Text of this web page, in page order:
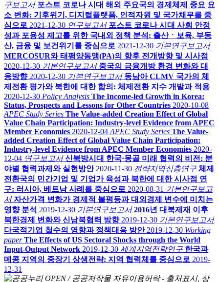
구보고서 포스트 코로나 시대 해외 주요국의 경제체제 중요 요
소 변화: 기후위기, 디지털플랫폼, 인적자원 및 국가채무를 중
심으로 2021-12-30 연구보고서 포스트 코로나 시대 사회 안정
성과 포용성 제고를 위한 국내외 정책 분석: 출산ㆍ보육, 부동
산, 금융 및 보건위기를 중심으로 2021-12-30 기본연구보고서
MERCOSUR와 태평양동맹(PA)의 향후 전개방향 및 시사점
2020-12-30 기본연구보고서 중국의 금융개방 환경 변화와 대
응방향 2020-12-30 기본연구보고서 동남아 CLMV 국가의 체
제전환 평가와 북한에 대한 함의: 체제전환 지수 개발과 적용
2020-12-30 Policy Analysis The Income-led Growth in Korea:
Status, Prospects and Lessons for Other Countries 2020-10-08
APEC Study Series The Value-added Creation Effect of Global
Value Chain Participation: Industry-level Evidence from APEC
Member Economies 2020-12-04 APEC Study Series The Value-
added Creation Effect of Global Value Chain Participation:
Industry-level Evidence from APEC Member Economies 2020-
12-04 연구보고서 신북방시대 한국·몽골 미래 협력의 비전: 분
야별 협력과제와 실현방안 2020-11-30 전략지역심층연구 체제
전환국의 민간기업 및 기업가 육성과 북한에 대한 시사점 연
구: 러시아, 베트남 사례를 중심으로 2020-08-31 기본연구보고
서 자산가격 변화가 경제적 불평등과 대외경제 변수에 미치는
영향 분석 2019-12-30 기본연구보고서 2016년 대북제재 이후
북한경제 변화와 신남북협력 방향 2019-12-30 기본연구보고서
다국적기업 철수의 영향과 정책대응 방안 2019-12-30 Working
paper The Effects of US Sectoral Shocks through the World
Input-Output Network 2019-12-30 세계지역전략연구 한국과
메콩 지역의 중장기 상생전략: 지역 협력체를 중심으로 2019-
12-31